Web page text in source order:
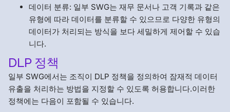
데이터 분류: 일부 SWG는 재무 문서나 고객 기록과 같은
유형에 따라 데이터를 분류할 수 있으므로 다양한 유형의
데이터가 처리되는 방식을 보다 세밀하게 제어할 수 있습
니다.
DLP 정책
일부 SWG에서는 조직이 DLP 정책을 정의하여 잠재적 데이터
유출을 처리하는 방법을 지정할 수 있도록 허용합니다.이러한
정책에는 다음이 포함될 수 있습니다.